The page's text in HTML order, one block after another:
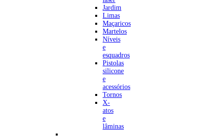
Jardim
Limas
Maçaricos
Martelos
Níveis
e
esquadros
Pistolas
silicone
e
acessórios
Tornos
X-
atos
e
lâminas